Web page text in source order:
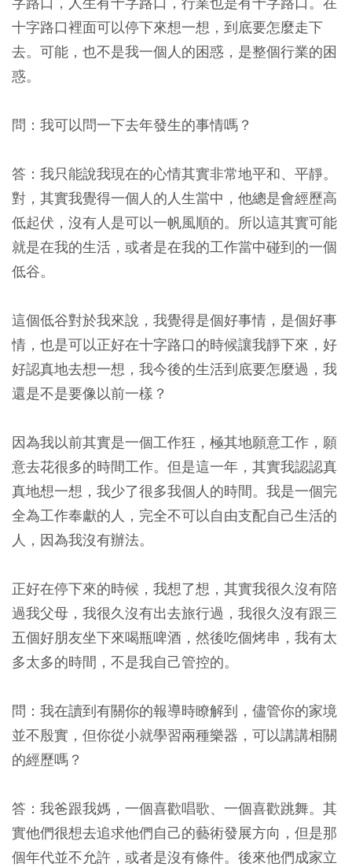
十字路口裡面可以停下來想一想，到底要怎麼走下
去。可能，也不是我一個人的困惑，是整個行業的困
惑。
問：我可以問一下去年發生的事情嗎？
答：我只能說我現在的心情其實非常地平和、平靜。
對，其實我覺得一個人的人生當中，他總是會經歷高
低起伏，沒有人是可以一帆風順的。所以這其實可能
就是在我的生活，或者是在我的工作當中碰到的一個
低谷。
這個低谷對於我來說，我覺得是個好事情，是個好事
情，也是可以正好在十字路口的時候讓我靜下來，好
好認真地去想一想，我今後的生活到底要怎麼過，我
還是不是要像以前一樣？
因為我以前其實是一個工作狂，極其地願意工作，願
意去花很多的時間工作。但是這一年，其實我認認真
真地想一想，我少了很多我個人的時間。我是一個完
全為工作奉獻的人，完全不可以自由支配自己生活的
人，因為我沒有辦法。
正好在停下來的時候，我想了想，其實我很久沒有陪
過我父母，我很久沒有出去旅行過，我很久沒有跟三
五個好朋友坐下來喝瓶啤酒，然後吃個烤串，我有太
多太多的時間，不是我自己管控的。
問：我在讀到有關你的報導時瞭解到，儘管你的家境
並不殷實，但你從小就學習兩種樂器，可以講講相關
的經歷嗎？
答：我爸跟我媽，一個喜歡唱歌、一個喜歡跳舞。其
實他們很想去追求他們自己的藝術發展方向，但是那
個年代並不允許，或者是沒有條件。後來他們成家立